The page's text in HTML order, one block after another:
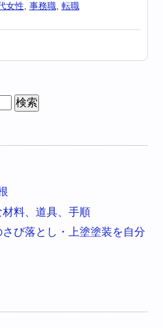
女性, 事務職, 転職
料、道具、手順
び落とし・上塗塗装を自分